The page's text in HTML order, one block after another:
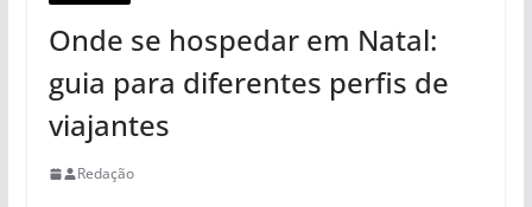
Onde se hospedar em Natal:
guia para diferentes perfis de
viajantes
Redação